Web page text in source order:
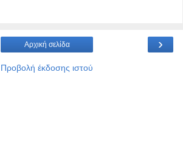
›
Αρχική σελίδα
Προβολή έκδοσης ιστού